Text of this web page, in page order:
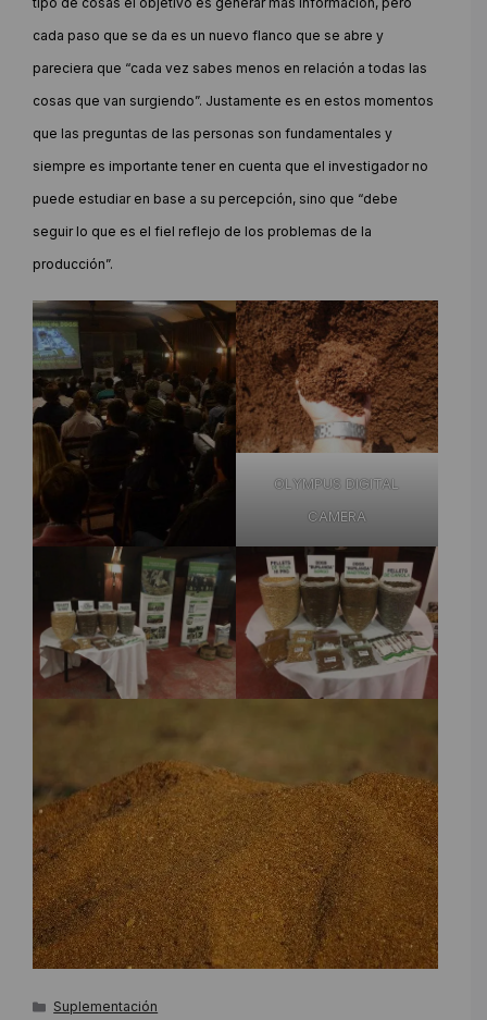
cada paso que se da es un nuevo flanco que se abre y
pareciera que “cada vez sabes menos en relación a todas las
cosas que van surgiendo”. Justamente es en estos momentos
que las preguntas de las personas son fundamentales y
siempre es importante tener en cuenta que el investigador no
puede estudiar en base a su percepción, sino que “debe
seguir lo que es el fiel reflejo de los problemas de la
producción”.
OLYMPUS DIGITAL
CAMERA
Categorías
Suplementación